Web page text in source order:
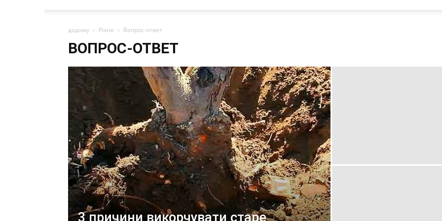
додому Різне Вопрос-ответ
ВОПРОС-ОТВЕТ
3 причини викорчувати старе